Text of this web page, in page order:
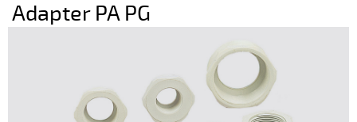
Adapter PA PG